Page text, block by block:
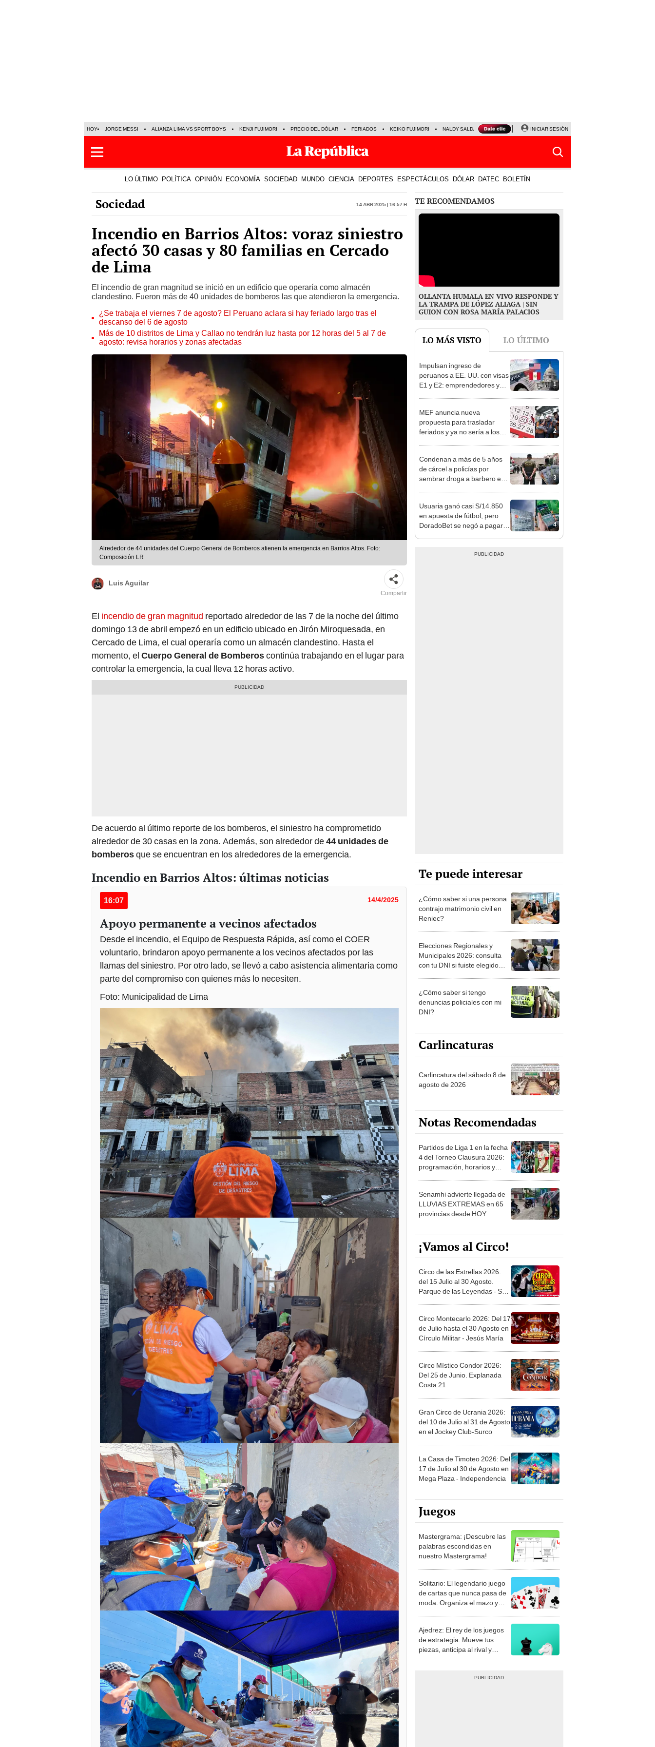
HOY JORGE MESSI ALIANZA LIMA VS SPORT BOYS KENJI FUJIMORI PRECIO DEL DÓLAR FERIADOS KEIKO FUJIMORI NALDY SALDAÑA JAVIER MILEI PARTIDOS DE HOY
INICIAR SESIÓN
LO ÚLTIMO POLÍTICA OPINIÓN ECONOMÍA SOCIEDAD MUNDO CIENCIA DEPORTES ESPECTÁCULOS DÓLAR DATEC BOLETÍN
Sociedad 14 Abr 2025 | 16:57 h
Incendio en Barrios Altos: voraz siniestro
afectó 30 casas y 80 familias en Cercado
de Lima
El incendio de gran magnitud se inició en un edificio que operaría como almacén
clandestino. Fueron más de 40 unidades de bomberos las que atendieron la emergencia.
¿Se trabaja el viernes 7 de agosto? El Peruano aclara si hay feriado largo tras el
descanso del 6 de agosto
Más de 10 distritos de Lima y Callao no tendrán luz hasta por 12 horas del 5 al 7 de
agosto: revisa horarios y zonas afectadas
Alrededor de 44 unidades del Cuerpo General de Bomberos atienen la emergencia en Barrios Altos. Foto:
Composición LR
Luis Aguilar
Compartir
El incendio de gran magnitud reportado alrededor de las 7 de la noche del último
domingo 13 de abril empezó en un edificio ubicado en Jirón Miroquesada, en
Cercado de Lima, el cual operaría como un almacén clandestino. Hasta el
momento, el Cuerpo General de Bomberoscontinúa trabajando en el lugar para
controlar la emergencia, la cual lleva 12 horas activo.
De acuerdo al último reporte de los bomberos, el siniestro ha comprometido
alrededor de 30 casas en la zona. Además, son alrededor de44 unidades de
bomberosque se encuentran en los alrededores de la emergencia.
Incendio en Barrios Altos: últimas noticias
16:07 14/4/2025
Apoyo permanente a vecinos afectados
Desde el incendio, el Equipo de Respuesta Rápida, así como el COER
voluntario, brindaron apoyo permanente a los vecinos afectados por las
llamas del siniestro. Por otro lado, se llevó a cabo asistencia alimentaria como
parte del compromiso con quienes más lo necesiten.
Foto: Municipalidad de Lima
TE RECOMENDAMOS
OLLANTA HUMALA EN VIVO RESPONDE Y
LA TRAMPA DE LÓPEZ ALIAGA | SIN
GUION CON ROSA MARÍA PALACIOS
LO MÁS VISTO LO ÚLTIMO
1
Impulsan ingreso de
peruanos a EE. UU. con visas
E1 y E2: emprendedores y
2
MEF anuncia nueva
propuesta para trasladar
feriados y ya no sería a los
3
Condenan a más de 5 años
de cárcel a policías por
sembrar droga a barbero en
4
Usuaria ganó casi S/14.850
en apuesta de fútbol, pero
DoradoBet se negó a pagar:
Te puede interesar
¿Cómo saber si una persona
contrajo matrimonio civil en
Reniec?
Elecciones Regionales y
Municipales 2026: consulta
con tu DNI si fuiste elegido
la ONPE
¿Cómo saber si tengo
denuncias policiales con mi
DNI?
Carlincaturas
Carlincatura del sábado 8 de
agosto de 2026
Notas Recomendadas
Partidos de Liga 1 en la fecha
4 del Torneo Clausura 2026:
programación, horarios y
Senamhi advierte llegada de
LLUVIAS EXTREMAS en 65
provincias desde HOY
¡Vamos al Circo!
Circo de las Estrellas 2026:
del 15 Julio al 30 Agosto.
Parque de las Leyendas - San
Circo Montecarlo 2026: Del 17
de Julio hasta el 30 Agosto en
Círculo Militar - Jesús María
Circo Místico Condor 2026:
Del 25 de Junio. Explanada
Costa 21
Gran Circo de Ucrania 2026:
del 10 de Julio al 31 de Agosto
en el Jockey Club-Surco
La Casa de Timoteo 2026: Del
17 de Julio al 30 de Agosto en
Mega Plaza - Independencia
Juegos
Mastergrama: ¡Descubre las
palabras escondidas en
nuestro Mastergrama!
Solitario: El legendario juego
de cartas que nunca pasa de
moda. Organiza el mazo y
Ajedrez: El rey de los juegos
de estrategia. Mueve tus
piezas, anticipa al rival y